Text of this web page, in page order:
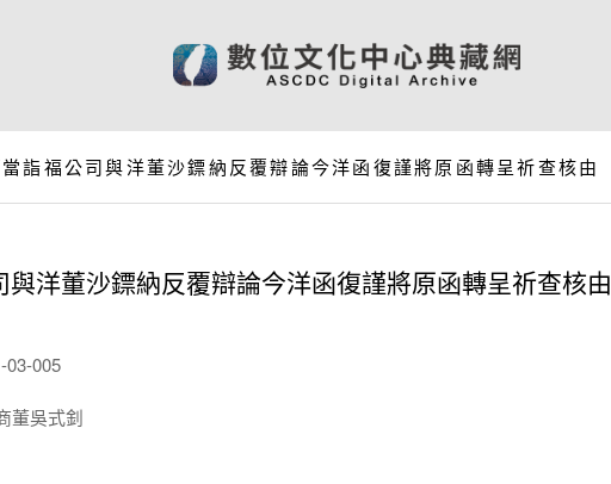
詣福公司與洋董沙鏢納反覆辯論今洋函復謹將原函轉呈祈查核由
洋董沙鏢納反覆辯論今洋函復謹將原函轉呈祈查核由
03-005
董吳式釗